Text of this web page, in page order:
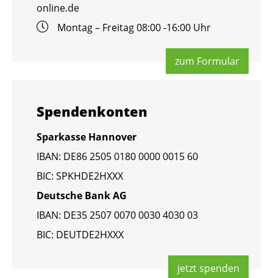
online.​de
Mon­tag – Frei­tag 08:00 -16:00 Uhr
zum For­mu­lar
Spen­den­kon­ten
Spar­kas­se Han­no­ver
IBAN: DE86 2505 0180 0000 0015 60
BIC: SPKHDE2HXXX
Deut­sche Bank AG
IBAN: DE35 2507 0070 0030 4030 03
BIC: DEUT­DE2HXXX
jetzt spen­den